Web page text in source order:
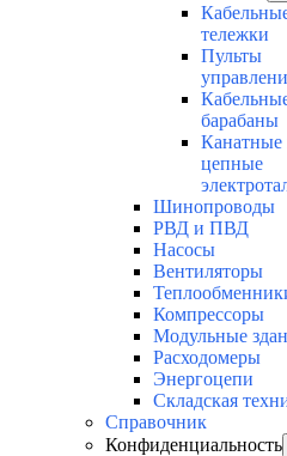
тележки
Пульты
барабаны
Канатные
цепные
Шинопроводы
РВД и ПВД
Насосы
Вентиляторы
Компрессоры
Модульные
Расходомеры
Энергоцепи
Складская
Справочник
Конфиденциальность